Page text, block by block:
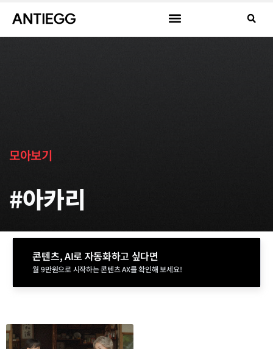
모아보기
#아카리
콘텐츠, AI로 자동화하고 싶다면
월 9만원으로 시작하는 콘텐츠 AX를 확인해 보세요!